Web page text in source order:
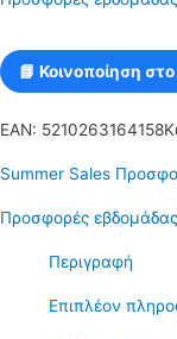
C10
Ε27
TRIANG12
ποσότητα
📘 Κοινοποίηση
EAN: 5210263164158
Summer Sales
Προσφορές εβδομάδας
Περιγραφή
Επιπλέον